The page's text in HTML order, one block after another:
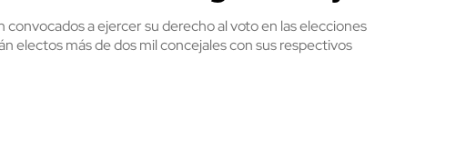
a ejercer su derecho al voto en las elecciones
electos más de dos mil concejales con sus respectivos